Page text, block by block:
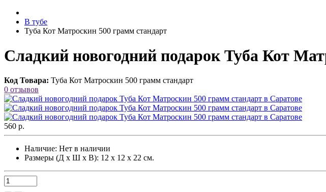
В тубе
Туба Кот Матроскин 500 грамм стандарт
Сладкий новогодний подарок Туба Кот
Код Товара: Туба Кот Матроскин 500 грамм стандарт
0 отзывов
560 р.
Наличие: Нет в наличии
Размеры (Д х Ш х В): 12 х 12 х 22 см.